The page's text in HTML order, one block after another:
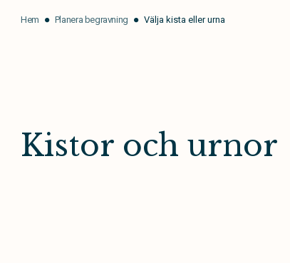
Hem Planera begravning Välja kista eller urna
Kistor och urnor